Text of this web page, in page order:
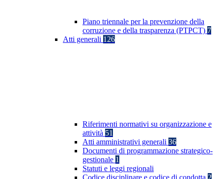
Piano triennale per la prevenzione della
corruzione e della trasparenza (PTPCT) 7
Atti generali 126
Riferimenti normativi su organizzazione e
attività 51
Atti amministrativi generali 36
Documenti di programmazione strategico-
gestionale 1
Statuti e leggi regionali